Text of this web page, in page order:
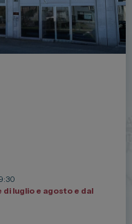
luglio e agosto e dal